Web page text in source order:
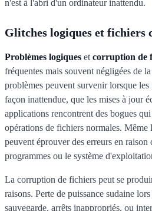
n'est à l'abri d'un ordinateur inattendu.
Glitches logiques et fichiers
Problèmes logiques et corruption de
fréquentes mais souvent négligées de
problèmes peuvent survenir lorsque les
façon inattendue, que les mises à jour
applications rencontrent des bogues
opérations de fichiers normales. Même
peuvent éprouver des erreurs en
programmes ou le système
La corruption de fichiers peut se
raisons. Perte de puissance sudaine
sauvegarde, arrêts inappropriés, ou